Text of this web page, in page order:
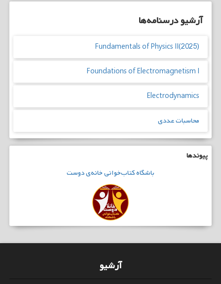
آرشیو درسنامه‌ها
Fundamentals of Physics II(2025)
Foundations of Electromagnetism I
Electrodynamics
محاسبات عددی
پیوندها
باشگاهکتاب‌خوانیخانه‌ی دوست
آرشیو